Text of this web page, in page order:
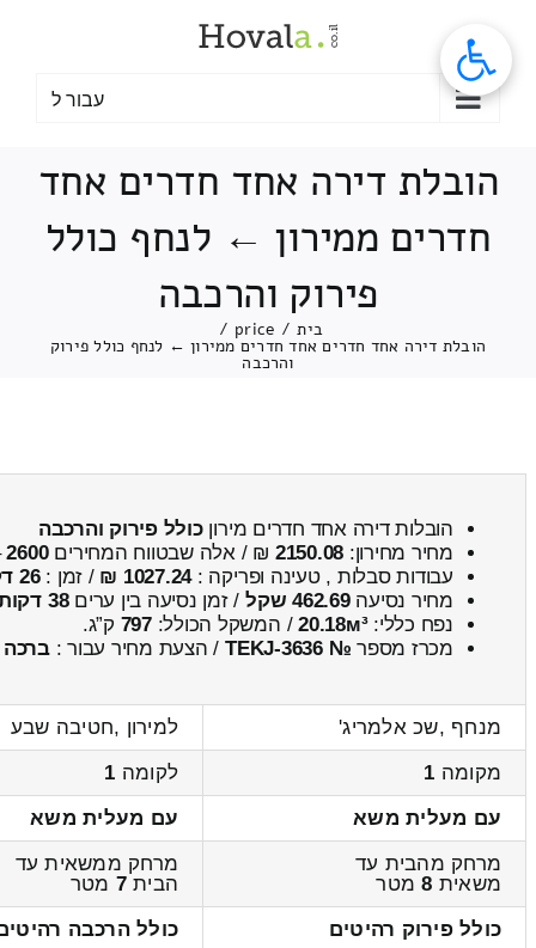
עבור ל
הובלת דירה אחד חדרים אחד
חדרים ממירון ← לנחף כולל
פירוק והרכבה
בית /
price
/
הובלת דירה אחד חדרים אחד חדרים ממירון ← לנחף כולל פירוק
והרכבה
הובלות דירה אחד חדרים מירוןכולל פירוק והרכבה
מחיר מחירון: 2150.08 ₪ / אלה שבטווח המחירים2600
עבודות סבלות , טעינה ופריקה :1027.24 ₪ / זמן :26 דקות 17 שניות
מחיר נסיעה462.69 שקל / זמן נסיעה בין ערים38 דקות
נפח כללי:20.18м³/ המשקל הכולל:797 ק”ג.
מכרז מספר № TEKJ-3636 / הצעת מחיר עבור :ברכה
מנחף ,שכ אלמריג'
למירון ,חטיבה שבע
מקומה 1 לקומה 1
עם מעלית משא
עם מעלית משא
מרחק מהבית עד
משאית 8מטר
מרחק ממשאית עד
הבית7 מטר
כולל פירוק רהיטים
כולל הרכבה